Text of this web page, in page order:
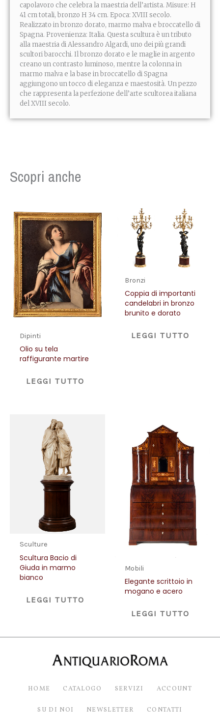
capolavoro che celebra la maestria dell’artista. Misure: H
41 cm totali, bronzo H 34 cm. Epoca: XVIII secolo.
Realizzato in bronzo dorato, marmo malva e broccatello di
Spagna. Provenienza: Italia. Questa scultura è un tributo
alla maestria di Alessandro Algardi, uno dei più grandi
scultori barocchi. Il bronzo dorato e le maglie in argento
creano un contrasto luminoso, mentre la colonna in
marmo malva e la base in broccatello di Spagna
aggiungono un tocco di eleganza e maestosità. Un pezzo
che rappresenta la perfezione dell’arte scultorea italiana
del XVIII secolo.
Scopri anche
Dipinti
Olio su tela
raffigurante martire
LEGGI TUTTO
Bronzi
Coppia di importanti
candelabri in bronzo
brunito e dorato
LEGGI TUTTO
Sculture
Scultura Bacio di
Giuda in marmo
bianco
LEGGI TUTTO
Mobili
Elegante scrittoio in
mogano e acero
LEGGI TUTTO
HOME CATALOGO SERVIZI ACCOUNT
SU DI NOI NEWSLETTER CONTATTI